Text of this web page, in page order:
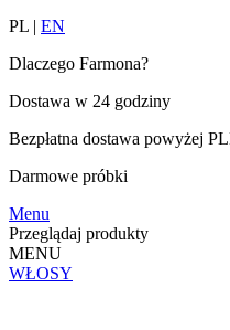
PL | EN
Dlaczego Farmona?
Dostawa w 24 godziny
Bezpłatna dostawa powyżej
Darmowe próbki
Menu
Przeglądaj produkty
MENU
WŁOSY